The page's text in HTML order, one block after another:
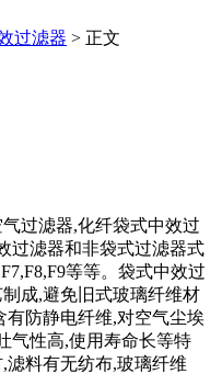
过滤器 > 正文
过滤器,化纤袋式中效过
过滤器和非袋式过滤器式
等等。袋式中效过
成,避免旧式玻璃纤维材
有防静电纤维,对空气尘埃
气性高,使用寿命长等特
滤料有无纺布,玻璃纤维